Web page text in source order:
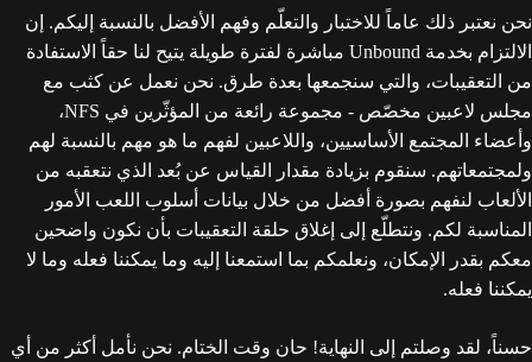
نحن نعتبر ذلك عاماً للاختبار والتعلّم وفهم الأفضل بالنسبة إليكم. إن
الالتزام بخدمة Unbound مباشرة لفترة طويلة يتيح لنا حقاً الاستفادة
من التعقيبات، والتي سنجمعها بعدة طرق. نحن نعمل عن كثب مع
مجلس لاعبين مخصّص - مجموعة رائعة من المؤثّرين في NFS،
وأعضاء المجتمع الأساسيين، واللاعبين لفهم ما هو مهم بالنسبة لهم
ولمجتمعاتهم. سنقوم بزيادة مقدار القياس عن بُعد الذي نتعقبه من
الألعاب لنفهم بصورة أفضل من خلال بيانات أسلوب اللعب الأمور
المناسبة لكم. ونتطلّع إلى إغلاق حلقة التعقيبات بأن نكون واضحين
معكم بقدر الإمكان، ونعلمكم بما استمعنا إليه وما يمكننا فعله وما لا
يمكننا فعله.
حسناً، لقد وصلتم إلى النهاية! حان وقت الختام. نحن نأمل أكثر من أي